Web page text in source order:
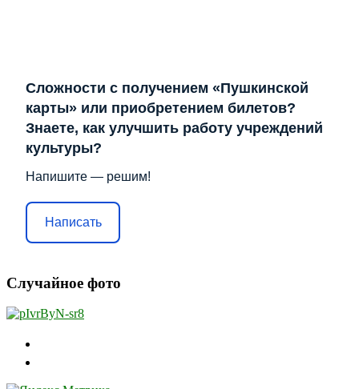
Сложности с получением «Пушкинской
карты» или приобретением билетов?
Знаете, как улучшить работу учреждений
культуры?
Напишите — решим!
Написать
Случайное фото